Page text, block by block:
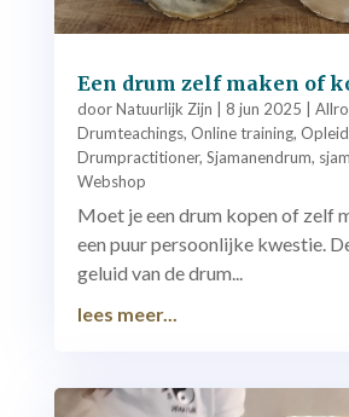
Een drum zelf maken of
doorNatuurlijk Zijn | 8 jun 2025 |
Drumteachings, Online training,
Drumpractitioner, Sjamanendrum,
Webshop
Moet je een drum kopen of zelf
een puur persoonlijke kwestie.
geluid van de drum...
lees meer...